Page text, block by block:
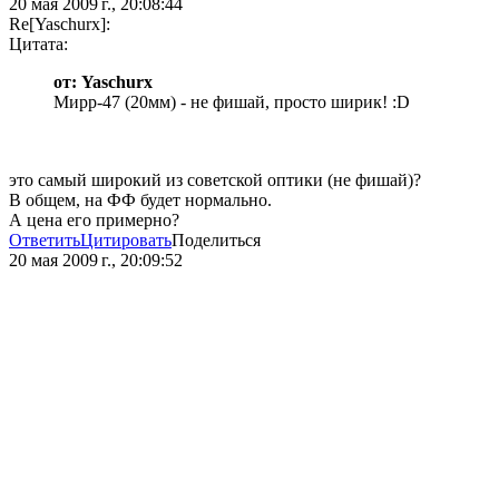
20 мая 2009 г., 20:08:44
Re[Yaschurx]:
Цитата:
от: Yaschurx
Мирр-47 (20мм) - не фишай, просто ширик! :D
это самый широкий из советской оптики (не фишай)?
В общем, на ФФ будет нормально.
А цена его примерно?
ОтветитьЦитироватьПоделиться
20 мая 2009 г., 20:09:52